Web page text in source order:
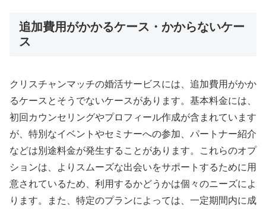
追加費用がかかるケース・かからないケー
ス
クリスチャンマッチの婚活サービスには、追加費用がかか
るケースとそうでないケースがあります。基本料金には、
初回カウンセリングやプロフィール作成が含まれています
が、特別なイベントやセミナーへの参加、パートナー紹介
などは別途料金が発生することがあります。これらのオプ
ションは、よりスムーズな出会いをサポートするために用
意されているため、利用するかどうかは個々のニーズによ
ります。また、特定のプランによっては、一定期間内に成